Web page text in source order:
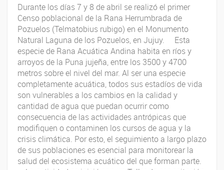
Durante los días 7 y 8 de abril se realizó el primer
Censo poblacional de la Rana Herrumbrada de
Pozuelos (Telmatobius rubigo) en el Monumento
Natural Laguna de los Pozuelos, en Jujuy. Esta
especie de Rana Acuática Andina habita en ríos y
arroyos de la Puna jujeña, entre los 3500 y 4700
metros sobre el nivel del mar. Al ser una especie
completamente acuática, todos sus estadíos de vida
son vulnerables a los cambios en la calidad y
cantidad de agua que puedan ocurrir como
consecuencia de las actividades antrópicas que
modifiquen o contaminen los cursos de agua y la
crisis climática. Por esto, el seguimiento a largo plazo
de sus poblaciones es esencial para monitorear la
salud del ecosistema acuático del que forman parte.